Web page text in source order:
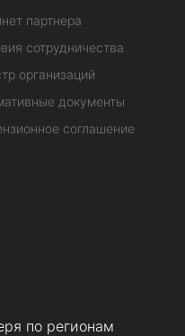
партнера
сотрудничества
организаций
документы
соглашение
по регионам